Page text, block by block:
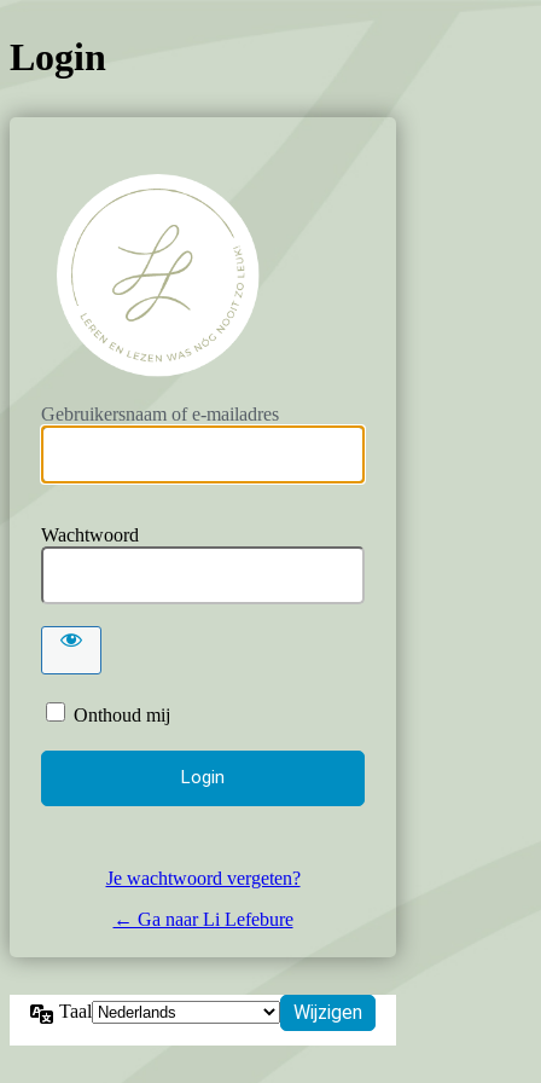
Login
Gebruikersnaam of e-mailadres
Wachtwoord
Onthoud mij
Je wachtwoord vergeten?
← Ga naar Li Lefebure
Taal